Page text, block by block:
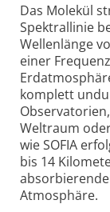
Das Molekül
Spektrallinie
Wellenlänge
einer
komplett
Weltraum
wie SOFIA
bis 14
Atmosphäre.